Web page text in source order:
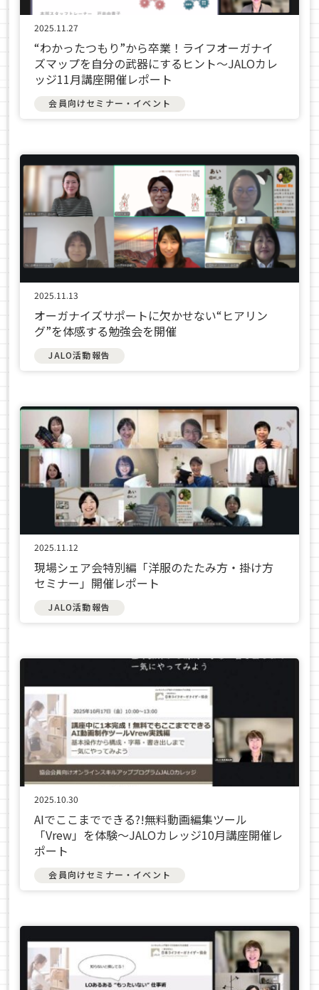
2025.11.27
“わかったつもり”から卒業！ライフオーガナイ
ズマップを自分の武器にするヒント〜JALOカレ
ッジ11月講座開催レポート
会員向けセミナー・イベント
2025.11.13
オーガナイズサポートに欠かせない“ヒアリン
グ”を体感する勉強会を開催
JALO活動報告
2025.11.12
現場シェア会特別編「洋服のたたみ方・掛け方
セミナー」開催レポート
JALO活動報告
2025.10.30
AIでここまでできる?!無料動画編集ツール
「Vrew」を体験〜JALOカレッジ10月講座開催レ
ポート
会員向けセミナー・イベント